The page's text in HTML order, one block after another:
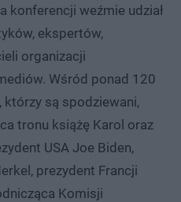
konferencji weźmie udział
ekspertów,
organizacji
Wśród ponad 120
są spodziewani,
tronu książę Karol oraz
USA Joe Biden,
prezydent Francji
Komisji